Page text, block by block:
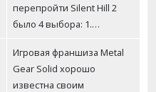
перепройти Silent Hill 2
было 4 выбора: 1.…
Игровая франшиза Metal
Gear Solid хорошо
известна своим